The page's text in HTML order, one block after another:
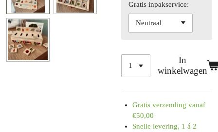
Gratis inpakservice:
In
winkelwagen
Gratis verzending vanaf
€50,00
Snelle levering, 1 á 2